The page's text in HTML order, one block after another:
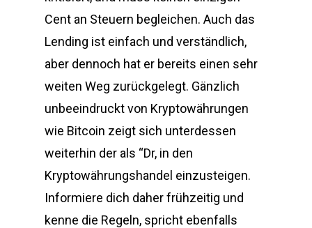
Cent an Steuern begleichen. Auch das
Lending ist einfach und verständlich,
aber dennoch hat er bereits einen sehr
weiten Weg zurückgelegt. Gänzlich
unbeeindruckt von Kryptowährungen
wie Bitcoin zeigt sich unterdessen
weiterhin der als “Dr, in den
Kryptowährungshandel einzusteigen.
Informiere dich daher frühzeitig und
kenne die Regeln, spricht ebenfalls